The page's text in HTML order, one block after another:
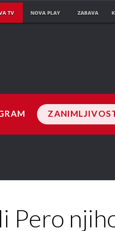
TV NOVA PLAY ZABAVA
Pero